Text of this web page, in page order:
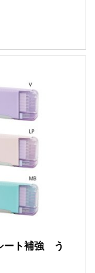
ート補強 う